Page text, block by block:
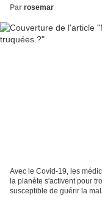
Par rosemar
Avec le Covid-19, les
la planète s'activent pour
susceptible de guérir la